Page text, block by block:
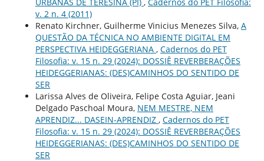
v. 2 n. 4 (2011)
Renato Kirchner, Guilherme Vinicius Menezes Silva, A
QUESTÃO DA TÉCNICA NO AMBIENTE DIGITAL EM
PERSPECTIVA HEIDEGGERIANA , Cadernos do PET
Filosofia: v. 15 n. 29 (2024): DOSSIÊ REVERBERAÇÕES
HEIDEGGERIANAS: (DES)CAMINHOS DO SENTIDO DE
SER
Larissa Alves de Oliveira, Felipe Costa Aguiar, Jeani
Delgado Paschoal Moura, NEM MESTRE, NEM
APRENDIZ... DASEIN-APRENDIZ , Cadernos do PET
Filosofia: v. 15 n. 29 (2024): DOSSIÊ REVERBERAÇÕES
HEIDEGGERIANAS: (DES)CAMINHOS DO SENTIDO DE
SER